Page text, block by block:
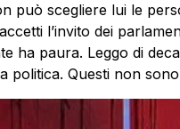
può scegliere lui le
l’invito dei
ha paura. Leggo di
politica. Questi non